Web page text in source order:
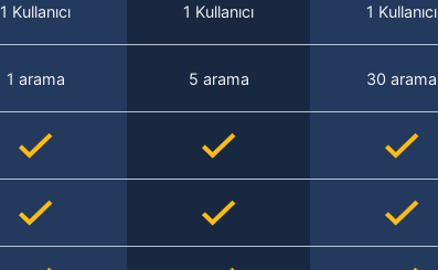
1 Kullanıcı 1 Kullanıcı 1 Kullanıcı
1 arama 5 arama 30 arama